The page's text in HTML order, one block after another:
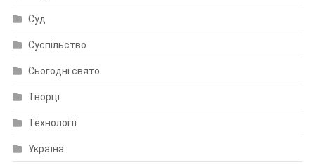
Суд
Суспільство
Сьогодні свято
Творці
Технології
Україна